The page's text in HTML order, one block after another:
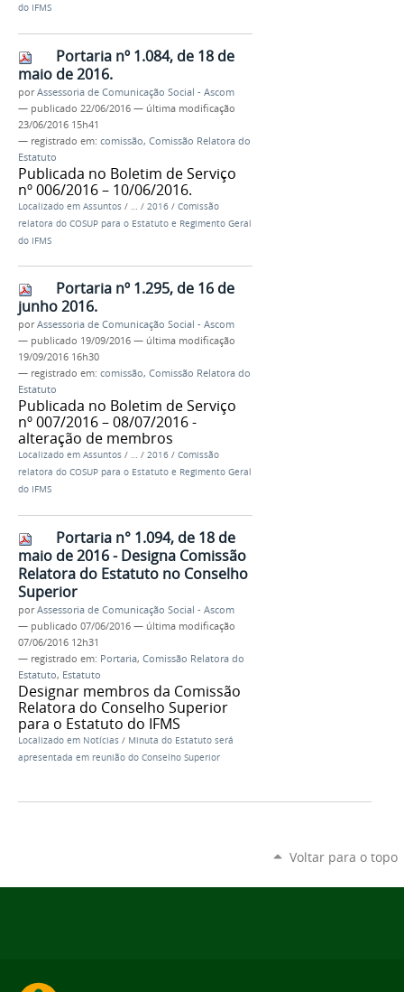
do IFMS
Portaria nº 1.084, de 18 de
maio de 2016.
porAssessoria de Comunicação Social - Ascom
— publicado 22/06/2016 — última modificação
23/06/2016 15h41
— registrado em: comissão, Comissão Relatora do
Estatuto
Publicada no Boletim de Serviço
nº 006/2016 – 10/06/2016.
Localizado em Assuntos / / 2016 / Comissão
relatora do COSUP para o Estatuto e Regimento Geral
do IFMS
Portaria nº 1.295, de 16 de
junho 2016.
porAssessoria de Comunicação Social - Ascom
— publicado 19/09/2016 — última modificação
19/09/2016 16h30
— registrado em: comissão, Comissão Relatora do
Estatuto
Publicada no Boletim de Serviço
nº 007/2016 – 08/07/2016 -
alteração de membros
Localizado em Assuntos / … / 2016 / Comissão
relatora do COSUP para o Estatuto e Regimento Geral
do IFMS
Portaria n° 1.094, de 18 de
maio de 2016 - Designa Comissão
Relatora do Estatuto no Conselho
Superior
porAssessoria de Comunicação Social - Ascom
— publicado 07/06/2016 — última modificação
07/06/2016 12h31
— registrado em: Portaria, Comissão Relatora do
Estatuto, Estatuto
Designar membros da Comissão
Relatora do Conselho Superior
para o Estatuto do IFMS
Localizado em Notícias / Minuta do Estatuto será
apresentada em reunião do Conselho Superior
Voltar para o topo